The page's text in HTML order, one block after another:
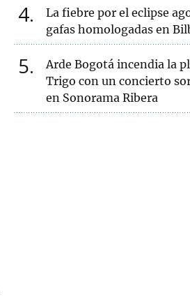
4
La fiebre por el eclipse
gafas homologadas en
5
Arde Bogotá incendia la
Trigo con un concierto
en Sonorama Ribera